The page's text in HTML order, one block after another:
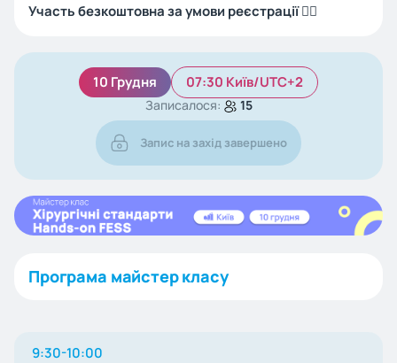
Участь безкоштовна за умови реєстрації 👇🏻
10 Грудня 07:30 Київ/UTC+2
Записалося: 15
Запис на захід завершено
Програма майстер класу
9:30-10:00